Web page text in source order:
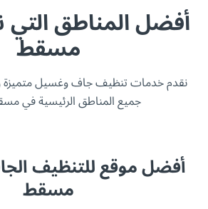
أفضل المناطق
مسقط
نقدم خدمات تنظيف جاف وغسيل متميزة
جميع المناطق الرئيسية في
أفضل موقع للتنظيف
مسقط